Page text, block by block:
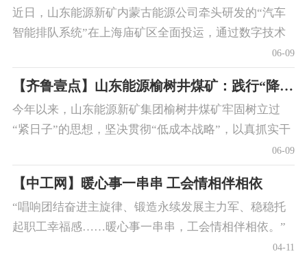
近日，山东能源新矿内蒙古能源公司牵头研发的“汽车
智能排队系统”在上海庙矿区全面投运，通过数字技术
06-09
【齐鲁壹点】山东能源榆树井煤矿：践行“降本”举措 做实“增效”文章
今年以来，山东能源新矿集团榆树井煤矿牢固树立过
“紧日子”的思想，坚决贯彻“低成本战略”，以真抓实干
的拼劲、灵活巧妙的方法以及持之以恒的毅力，不断将
“降本增效”引向深入，全力推动矿并实现高质量发展。
06-09
【中工网】暖心事一串串 工会情相伴相依
“唱响团结奋进主旋律、锻造永续发展主力军、稳稳托
起职工幸福感……暖心事一串串，工会情相伴相依。”
这是去年以来，山东能源新矿集团工会聚焦主责主业，
04-11